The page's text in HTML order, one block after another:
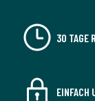
30 TAGE
EINFACH